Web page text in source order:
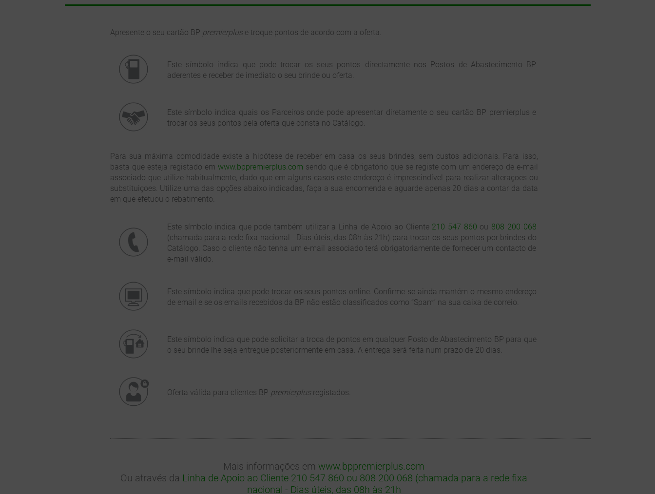
Apresente o seu cartão BP premierpluse troque pontos de acordo com a oferta.
Este símbolo indica que pode trocar os seus pontos directamente nos Postos de Abastecimento BP
aderentes e receber de imediato o seu brinde ou oferta.
Este símbolo indica quais os Parceiros onde pode apresentar diretamente o seu cartão BP premierplus e
trocar os seus pontos pela oferta que consta no Catálogo.
Para sua máxima comodidade existe a hipótese de receber em casa os seus brindes, sem custos adicionais. Para isso,
basta que esteja registado em www.bppremierplus.com sendo que é obrigatório que se registe com um endereço de e-mail
associado que utilize habitualmente, dado que em alguns casos este endereço é imprescindível para realizar alteraçoes ou
substituiçoes. Utilize uma das opções abaixo indicadas, faça a sua encomenda e aguarde apenas 20 dias a contar da data
em que efetuou o rebatimento.
Este símbolo indica que pode também utilizar a Linha de Apoio ao Cliente 210 547 860 ou 808 200 068
(chamada para a rede fixa nacional - Dias úteis, das 08h às 21h) para trocar os seus pontos por brindes do
Catálogo. Caso o cliente não tenha um e-mail associado terá obrigatoriamente de fornecer um contacto de
e-mail válido.
Este símbolo indica que pode trocar os seus pontos online. Confirme se ainda mantém o mesmo endereço
de email e se os emails recebidos da BP não estão classificados como “Spam” na sua caixa de correio.
Este símbolo indica que pode solicitar a troca de pontos em qualquer Posto de Abastecimento BP para que
o seu brinde lhe seja entregue posteriormente em casa. A entrega será feita num prazo de 20 dias.
Oferta válida para clientes BP premierplus registados.
Mais informações em www.bppremierplus.com
Ou através da Linha de Apoio ao Cliente 210 547 860 ou 808 200 068 (chamada para a rede fixa
nacional - Dias úteis, das 08h às 21h